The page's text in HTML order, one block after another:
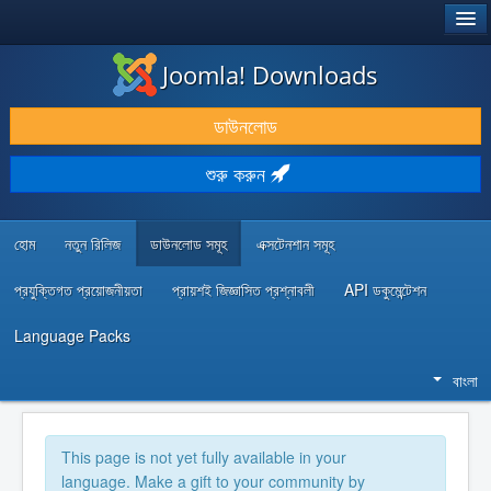
ডাউনলোড & প্রসারিত করুন
আবিষ্কার & শিখুন
কমিউনিটি & সহায়তা
Joomla! Downloads
ডাউনলোড
শুরু করুন
হোম নতুন রিলিজ ডাউনলোড সমূহ এক্সটেনশান সমূহ
প্রযুক্তিগত প্রয়োজনীয়তা প্রায়শই জিজ্ঞাসিত প্রশ্নাবলী API ডকুমেন্টেশন
Language Packs
বাংলা
This page is not yet fully available in your
language. Make a gift to your community by